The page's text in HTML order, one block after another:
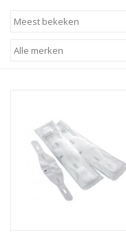
Trainingen